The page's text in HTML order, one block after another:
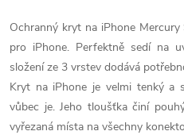
Ochranný kryt na iPhone
pro iPhone. Perfektně sedí na
složení ze 3 vrstev dodává
Kryt na iPhone je velmi tenký a
vůbec je. Jeho tloušťka činí
vyřezaná místa na všechny